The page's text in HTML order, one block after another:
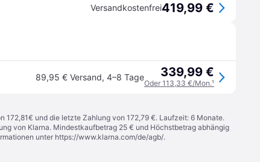
Versandkostenfrei419,99 €
89,95 € Versand, 4–8 Tage 339,99 €
Oder 113,33 €/Mon.¹
172,81€ und die letzte Zahlung von 172,79 €. Laufzeit: 6 Monate.
von Klarna. Mindestkaufbetrag 25 € und Höchstbetrag abhängig
unter https://www.klarna.com/de/agb/.